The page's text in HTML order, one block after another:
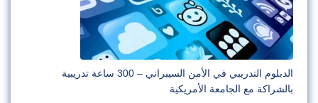
الدبلوم التدريبي في الأمن السيبراني – 300 ساعة تدريبية
بالشراكة مع الجامعة الأمريكية